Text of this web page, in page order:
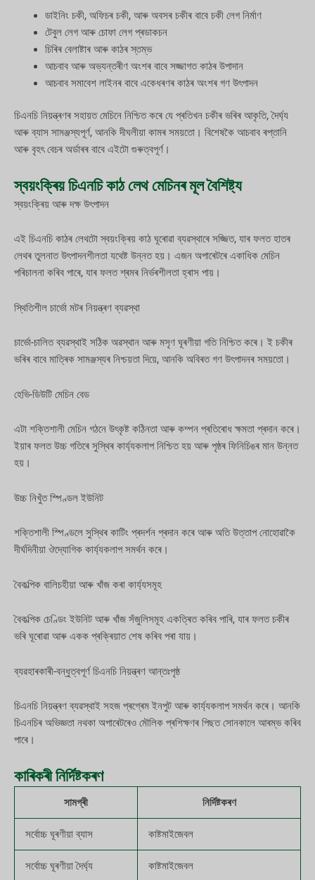
ডাইনিং চকী, অফিচৰ চকী, আৰু অবসৰ চকীৰ বাবে চকী লেগ নিৰ্মাণ
টেবুল লেগ আৰু চোফা লেগ প্ৰডাকচন
চিৰিৰ বেলাষ্টাৰ আৰু কাঠৰ স্তম্ভ
আচবাব আৰু অভ্যন্তৰীণ অংশৰ বাবে সজ্জাগত কাঠৰ উপাদান
আচবাব সমাবেশ লাইনৰ বাবে একেধৰণৰ কাঠৰ অংশৰ গণ উৎপাদন
চিএনচি নিয়ন্ত্ৰণৰ সহায়ত মেচিনে নিশ্চিত কৰে যে প্ৰতিখন চকীৰ ভৰিৰ আকৃতি, দৈৰ্ঘ্য
আৰু ব্যাস সামঞ্জস্যপূৰ্ণ, আনকি দীঘলীয়া কামৰ সময়তো। বিশেষকৈ আচবাব ৰপ্তানি
আৰু বৃহৎ বেচৰ অৰ্ডাৰৰ বাবে এইটো গুৰুত্বপূৰ্ণ।
স্বয়ংক্ৰিয় চিএনচি কাঠ লেথ মেচিনৰ মূল বৈশিষ্ট্য
স্বয়ংক্ৰিয় আৰু দক্ষ উৎপাদন
এই চিএনচি কাঠৰ লেথটো স্বয়ংক্ৰিয় কাঠ ঘূৰোৱা ব্যৱস্থাৰে সজ্জিত, যাৰ ফলত হাতৰ
লেথৰ তুলনাত উৎপাদনশীলতা যথেষ্ট উন্নত হয়। এজন অপাৰেটৰে একাধিক মেচিন
পৰিচালনা কৰিব পাৰে, যাৰ ফলত শ্ৰমৰ নিৰ্ভৰশীলতা হ্ৰাস পায়।
স্থিতিশীল চাৰ্ভো মটৰ নিয়ন্ত্ৰণ ব্যৱস্থা
চাৰ্ভো-চালিত ব্যৱস্থাই সঠিক অৱস্থান আৰু মসৃণ ঘূৰণীয়া গতি নিশ্চিত কৰে। ই চকীৰ
ভৰিৰ বাবে মাত্ৰিক সামঞ্জস্যৰ নিশ্চয়তা দিয়ে, আনকি অবিৰত গণ উৎপাদনৰ সময়তো।
হেভি-ডিউটি মেচিন বেড
এটা শক্তিশালী মেচিন গঠনে উৎকৃষ্ট কঠিনতা আৰু কম্পন প্ৰতিৰোধ ক্ষমতা প্ৰদান কৰে।
ইয়াৰ ফলত উচ্চ গতিৰে সুস্থিৰ কাৰ্য্যকলাপ নিশ্চিত হয় আৰু পৃষ্ঠৰ ফিনিচিঙৰ মান উন্নত
হয়।
উচ্চ নিখুঁত স্পিণ্ডল ইউনিট
শক্তিশালী স্পিণ্ডলে সুস্থিৰ কাটিং প্ৰদৰ্শন প্ৰদান কৰে আৰু অতি উত্তাপ নোহোৱাকৈ
দীৰ্ঘদিনীয়া ঔদ্যোগিক কাৰ্য্যকলাপ সমৰ্থন কৰে।
বৈকল্পিক বালিচহীয়া আৰু খাঁজ কৰা কাৰ্য্যসমূহ
বৈকল্পিক চেণ্ডিং ইউনিট আৰু খাঁজ সঁজুলিসমূহ একত্ৰিত কৰিব পাৰি, যাৰ ফলত চকীৰ
ভৰি ঘূৰোৱা আৰু একক প্ৰক্ৰিয়াত শেষ কৰিব পৰা যায়।
ব্যৱহাৰকাৰী-বন্ধুত্বপূৰ্ণ চিএনচি নিয়ন্ত্ৰণ আন্তঃপৃষ্ঠ
চিএনচি নিয়ন্ত্ৰণ ব্যৱস্থাই সহজ প্ৰগ্ৰেম ইনপুট আৰু কাৰ্য্যকলাপ সমৰ্থন কৰে। আনকি
চিএনচিৰ অভিজ্ঞতা নথকা অপাৰেটৰেও মৌলিক প্ৰশিক্ষণৰ পিছত সোনকালে আৰম্ভ কৰিব
পাৰে।
কাৰিকৰী নিৰ্দিষ্টকৰণ
সামগ্ৰী নিৰ্দিষ্টকৰণ
সৰ্বোচ্চ ঘূৰণীয়া ব্যাস কাষ্টমাইজেবল
সৰ্বোচ্চ ঘূৰণীয়া দৈৰ্ঘ্য কাষ্টমাইজেবল